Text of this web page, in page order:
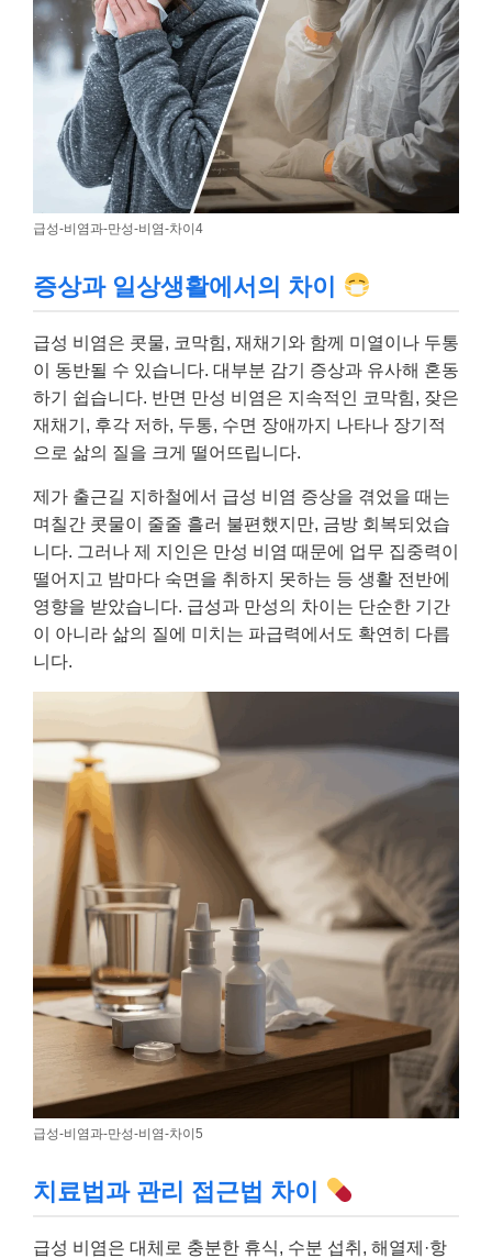
급성-비염과-만성-비염-차이4
증상과 일상생활에서의 차이
급성 비염은 콧물, 코막힘, 재채기와 함께 미열이나 두통
이 동반될 수 있습니다. 대부분 감기 증상과 유사해 혼동
하기 쉽습니다. 반면 만성 비염은 지속적인 코막힘, 잦은
재채기, 후각 저하, 두통, 수면 장애까지 나타나 장기적
으로 삶의 질을 크게 떨어뜨립니다.
제가 출근길 지하철에서 급성 비염 증상을 겪었을 때는
며칠간 콧물이 줄줄 흘러 불편했지만, 금방 회복되었습
니다. 그러나 제 지인은 만성 비염 때문에 업무 집중력이
떨어지고 밤마다 숙면을 취하지 못하는 등 생활 전반에
영향을 받았습니다. 급성과 만성의 차이는 단순한 기간
이 아니라 삶의 질에 미치는 파급력에서도 확연히 다릅
니다.
급성-비염과-만성-비염-차이5
치료법과 관리 접근법 차이
급성 비염은 대체로 충분한 휴식, 수분 섭취, 해열제·항